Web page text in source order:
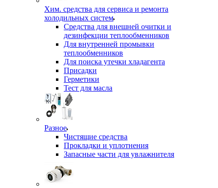
Хим. средства для сервиса и ремонта
холодильных систем
Средства для внешней очитки и
дезинфекции теплообменников
Для внутренней промывки
теплообменников
Для поиска утечки хладагента
Присадки
Герметики
Тест для масла
Разное
Чистящие средства
Прокладки и уплотнения
Запасные части для увлажнителя